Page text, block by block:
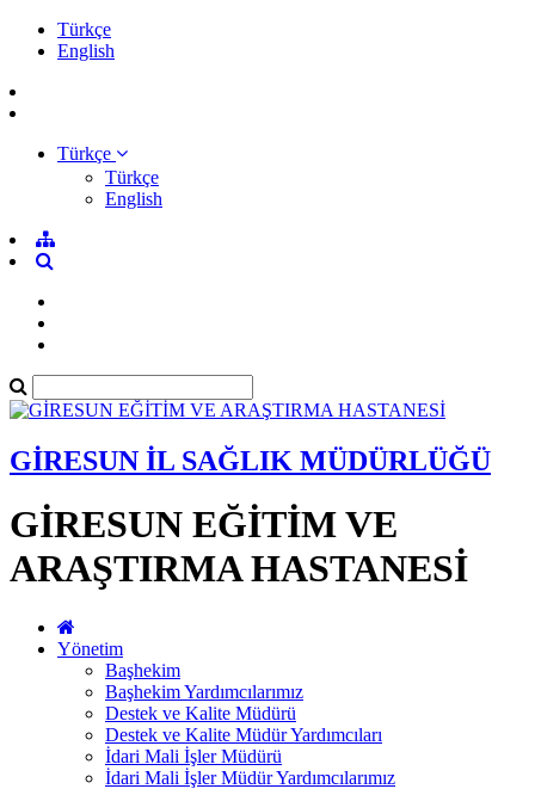
Türkçe
English
Türkçe
Türkçe
English
GİRESUN İL SAĞLIK MÜDÜRLÜĞÜ
GİRESUN EĞİTİM VE
ARAŞTIRMA HASTANESİ
Yönetim
Başhekim
Başhekim Yardımcılarımız
Destek ve Kalite Müdürü
Destek ve Kalite Müdür Yardımcıları
İdari Mali İşler Müdürü
İdari Mali İşler Müdür Yardımcılarımız